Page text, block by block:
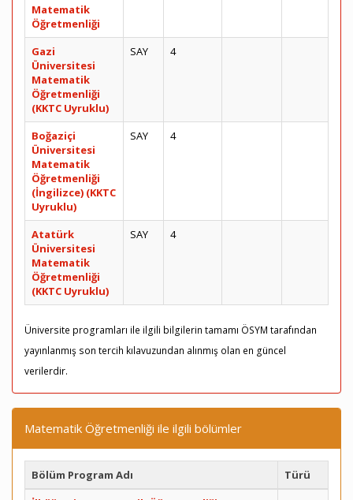
Matematik
Öğretmenliği
Gazi
Üniversitesi
Matematik
Öğretmenliği
(KKTC Uyruklu)
SAY 4
Boğaziçi
Üniversitesi
Matematik
Öğretmenliği
(İngilizce) (KKTC
Uyruklu)
SAY 4
Atatürk
Üniversitesi
Matematik
Öğretmenliği
(KKTC Uyruklu)
SAY 4
Üniversite programları ile ilgili bilgilerin tamamı ÖSYM tarafından
yayınlanmış son tercih kılavuzundan alınmış olan en güncel
verilerdir.
Matematik Öğretmenliği ile ilgili bölümler
Bölüm Program Adı
Türü